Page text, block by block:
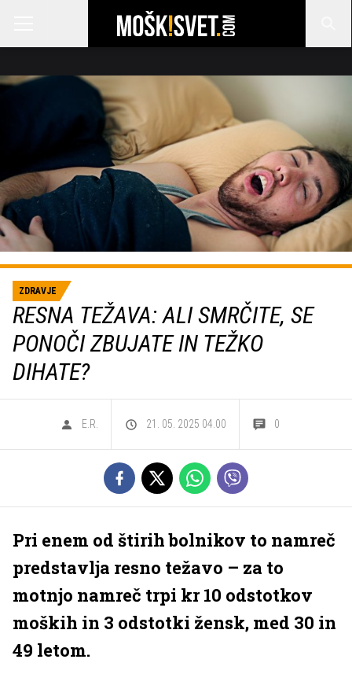
ZDRAVJE
RESNA TEŽAVA: ALI SMRČITE, SE
PONOČI ZBUJATE IN TEŽKO
DIHATE?
E.R. 21. 05. 2025 04.00 0
Pri enem od štirih bolnikov to namreč
predstavlja resno težavo – za to
motnjo namreč trpi kr 10 odstotkov
moških in 3 odstotki žensk, med 30 in
49 letom.